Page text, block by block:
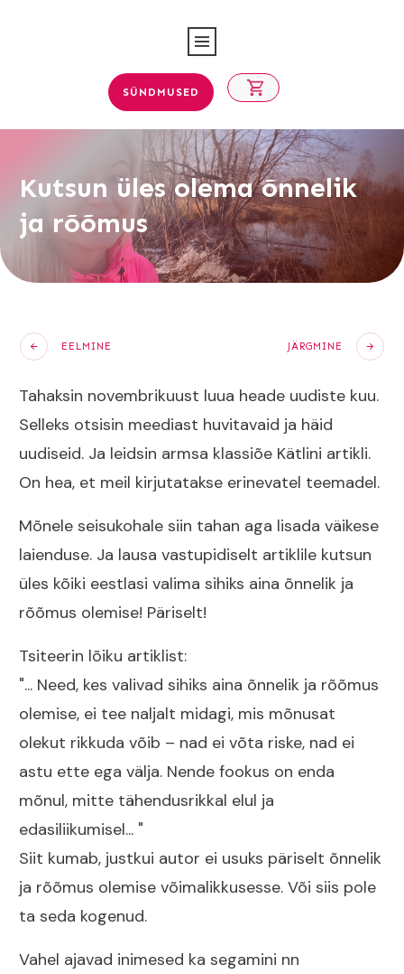
SÜNDMUSED
Kutsun üles olema õnnelik
ja rõõmus
EELMINE JÄRGMINE
Tahaksin novembrikuust luua heade uudiste kuu.
Selleks otsisin meediast huvitavaid ja häid
uudiseid. Ja leidsin armsa klassiõe Kätlini artikli.
On hea, et meil kirjutatakse erinevatel teemadel.
Mõnele seisukohale siin tahan aga lisada väikese
laienduse. Ja lausa vastupidiselt artiklile kutsun
üles kõiki eestlasi valima sihiks aina õnnelik ja
rõõmus olemise! Päriselt!
Tsiteerin lõiku artiklist:
"... Need, kes valivad sihiks aina õnnelik ja rõõmus
olemise, ei tee naljalt midagi, mis mõnusat
olekut rikkuda võib – nad ei võta riske, nad ei
astu ette ega välja. Nende fookus on enda
mõnul, mitte tähendusrikkal elul ja
edasiliikumisel... "
Siit kumab, justkui autor ei usuks päriselt õnnelik
ja rõõmus olemise võimalikkusesse. Või siis pole
ta seda kogenud.
Vahel ajavad inimesed ka segamini nn